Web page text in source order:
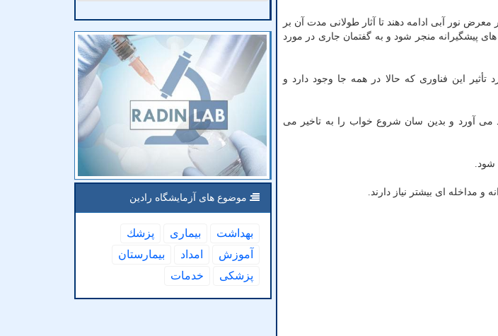
نور آبی ادامه دهند تا آثار طولانی مدت آن بر
های پیشگیرانه منجر شود و به گفتمان جاری در مورد
این فناوری که حالا در همه جا وجود دارد و
می آورد و بدین سان شروع خواب را به تاخیر می
شود.
و مداخله ای بیشتر نیاز دارند.
موضوع های آزمایشگاه رادین
بهداشت بیماری
پزشك
آموزش
امداد
بیمارستان
پزشكی
خدمات